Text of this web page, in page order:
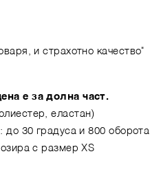
и страхотно качество"
е за долна част.
еластан)
до 30 градуса и 800 оборота
с размер XS